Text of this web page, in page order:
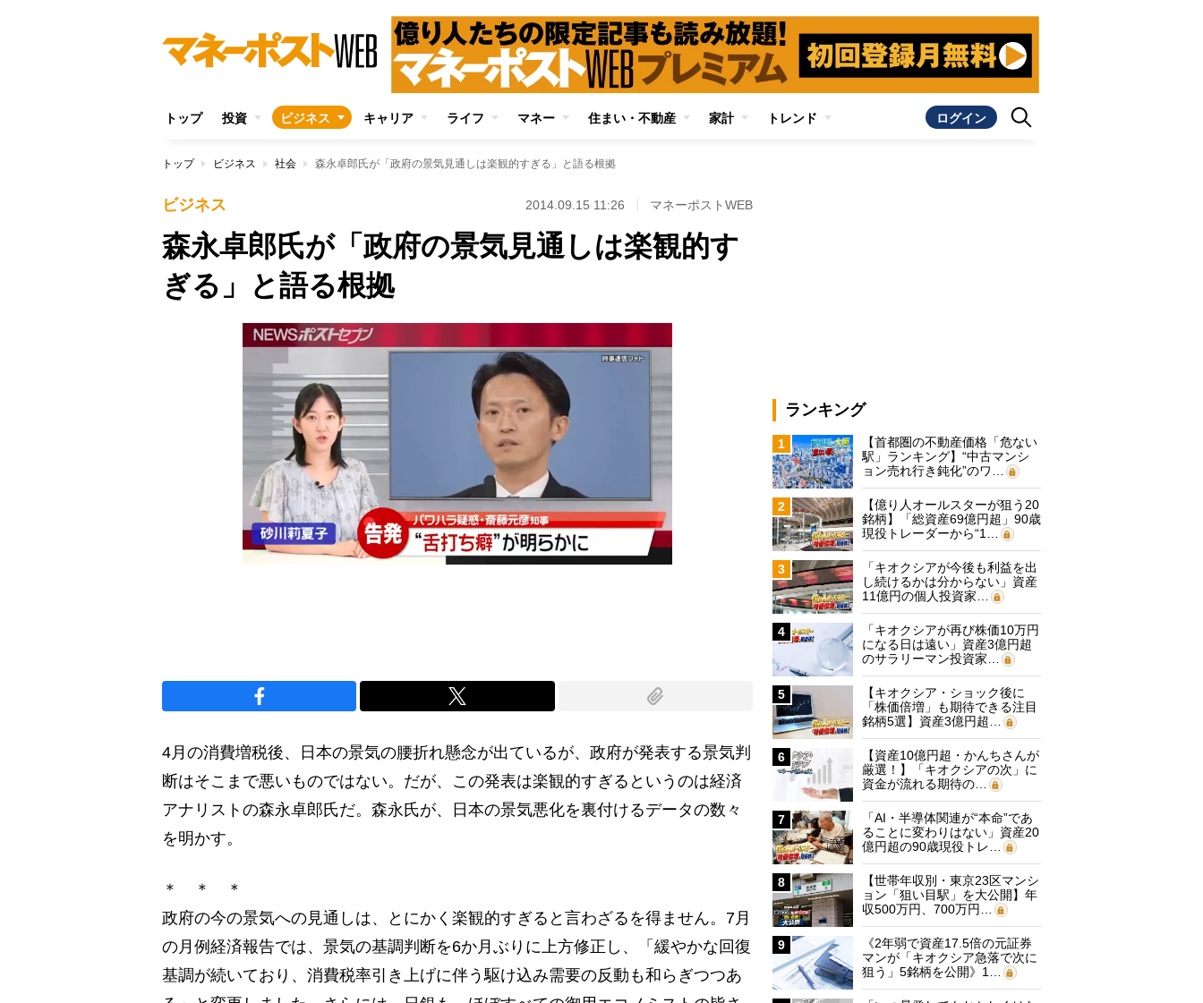
トップ 投資 ビジネス キャリア ライフ マネー 住まい・不動産 家計 トレンド ログイン
トップ ビジネス 社会 森永卓郎氏が「政府の景気見通しは楽観的すぎる」と語る根拠
ビジネス 2014.09.15 11:26 マネーポストWEB
森永卓郎氏が「政府の景気見通しは楽観的す
ぎる」と語る根拠
4月の消費増税後、日本の景気の腰折れ懸念が出ているが、政府が発表する景気判
断はそこまで悪いものではない。だが、この発表は楽観的すぎるというのは経済
アナリストの森永卓郎氏だ。森永氏が、日本の景気悪化を裏付けるデータの数々
を明かす。
＊ ＊ ＊
政府の今の景気への見通しは、とにかく楽観的すぎると言わざるを得ません。7月
の月例経済報告では、景気の基調判断を6か月ぶりに上方修正し、「緩やかな回復
基調が続いており、消費税率引き上げに伴う駆け込み需要の反動も和らぎつつあ
ランキング
1
【首都圏の不動産価格「危ない
駅」ランキング】“中古マンシ
ョン売れ行き鈍化”のワ…
2
【億り人オールスターが狙う20
銘柄】「総資産69億円超」90歳
現役トレーダーから“1…
3
「キオクシアが今後も利益を出
し続けるかは分からない」資産
11億円の個人投資家…
4
「キオクシアが再び株価10万円
になる日は遠い」資産3億円超
のサラリーマン投資家…
5
【キオクシア・ショック後に
「株価倍増」も期待できる注目
銘柄5選】資産3億円超…
6
【資産10億円超・かんちさんが
厳選！】「キオクシアの次」に
資金が流れる期待の…
7
「AI・半導体関連が“本命”であ
ることに変わりはない」資産20
億円超の90歳現役トレ…
8
【世帯年収別・東京23区マンシ
ョン「狙い目駅」を大公開】年
収500万円、700万円…
9
《2年弱で資産17.5倍の元証券
マンが「キオクシア急落で次に
狙う」5銘柄を公開》1…